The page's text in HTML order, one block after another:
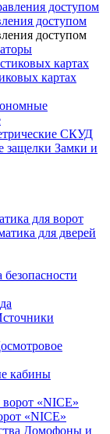
доступом
доступом
картах
СКУД
Замки и
для ворот
для дверей
безопасности
кабины
«NICE»
Домофоны и